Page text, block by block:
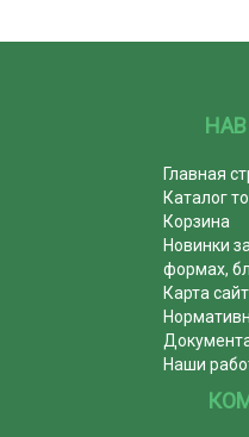
Главная
Каталог
Корзина
Новинки
формах,
Карта
Наши